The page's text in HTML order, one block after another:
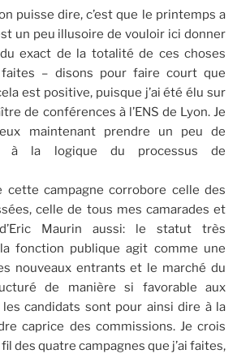
puisse dire, c’est que le printemps a
un peu illusoire de vouloir ici donner
exact de la totalité de ces choses
– disons pour faire court que
est positive, puisque j’ai été élu sur
de conférences à l’ENS de Lyon. Je
maintenant prendre un peu de
à la logique du processus de
cette campagne corrobore celle des
celle de tous mes camarades et
Maurin aussi: le statut très
fonction publique agit comme une
nouveaux entrants et le marché du
de manière si favorable aux
candidats sont pour ainsi dire à la
caprice des commissions. Je crois
des quatre campagnes que j’ai faites,